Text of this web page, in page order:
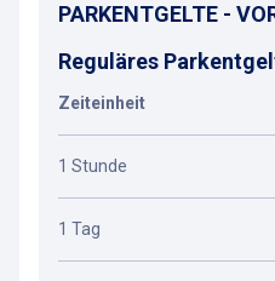
PARKENTGELTE -
Reguläres
Zeiteinheit
1 Stunde
1 Tag